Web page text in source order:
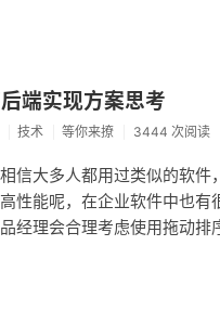
端实现方案思考
技术 等你来撩 3444 次阅读
信大多人都用过类似的软
性能呢，在企业软件中也
经理会合理考虑使用拖动排